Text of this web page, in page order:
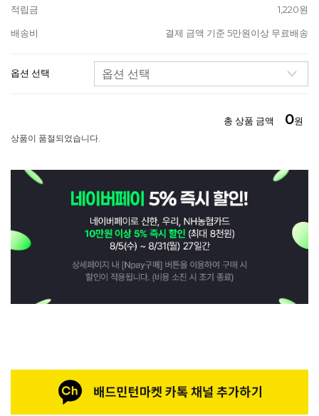
적립금
1,220원
배송비 결제 금액 기준 5만원이상 무료배송
옵션 선택
총 상품 금액 0원
상품이 품절되었습니다.